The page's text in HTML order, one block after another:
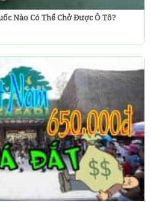
Nào Có Thể Chở Được Ô Tô?